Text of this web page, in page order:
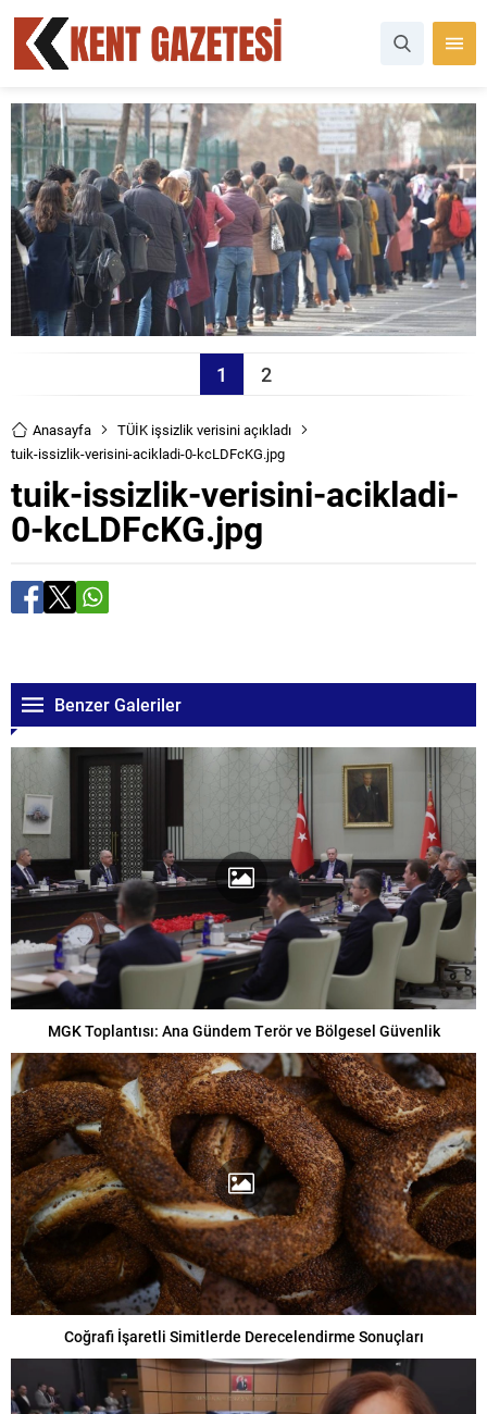
1 2
Anasayfa
TÜİK işsizlik verisini açıkladı
tuik-issizlik-verisini-acikladi-0-kcLDFcKG.jpg
tuik-issizlik-verisini-acikladi-
0-kcLDFcKG.jpg
Benzer Galeriler
MGK Toplantısı: Ana Gündem Terör ve Bölgesel Güvenlik
Coğrafi İşaretli Simitlerde Derecelendirme Sonuçları